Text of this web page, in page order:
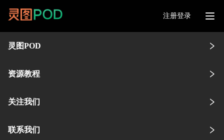
注册登录
灵图POD
资源教程
关注我们
联系我们